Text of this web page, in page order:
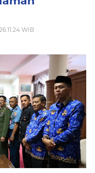
WIB